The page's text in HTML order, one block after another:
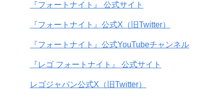
『フォートナイト』 公式サイト
『フォートナイト』公式X（旧Twitter）
『フォートナイト』公式YouTubeチャンネル
『レゴ フォートナイト』 公式サイト
レゴジャパン公式X（旧Twitter）